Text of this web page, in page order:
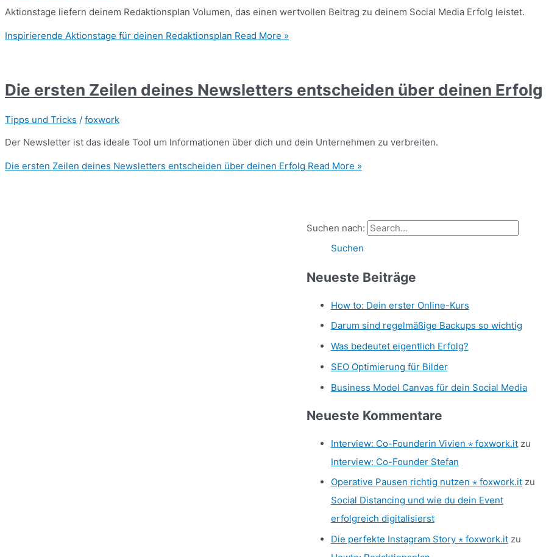
Aktionstage liefern deinem Redaktionsplan Volumen, das einen wertvollen Beitrag zu deinem Social Media Erfolg leistet.
Inspirierende Aktionstage für deinen Redaktionsplan Read More »
Die ersten Zeilen deines Newsletters entscheiden über deinen Erfolg
Tipps und Tricks / foxwork
Der Newsletter ist das ideale Tool um Informationen über dich und dein Unternehmen zu verbreiten.
Die ersten Zeilen deines Newsletters entscheiden über deinen Erfolg Read More »
Suchen nach:
Neueste Beiträge
How to: Dein erster Online-Kurs
Darum sind regelmäßige Backups so wichtig
Was bedeutet eigentlich Erfolg?
SEO Optimierung für Bilder
Business Model Canvas für dein Social Media
Neueste Kommentare
Interview: Co-Founderin Vivien ⋆ foxwork.itzu
Interview: Co-Founder Stefan
Operative Pausen richtig nutzen ⋆ foxwork.itzu
Social Distancing und wie du dein Event
erfolgreich digitalisierst
Die perfekte Instagram Story ⋆ foxwork.itzu